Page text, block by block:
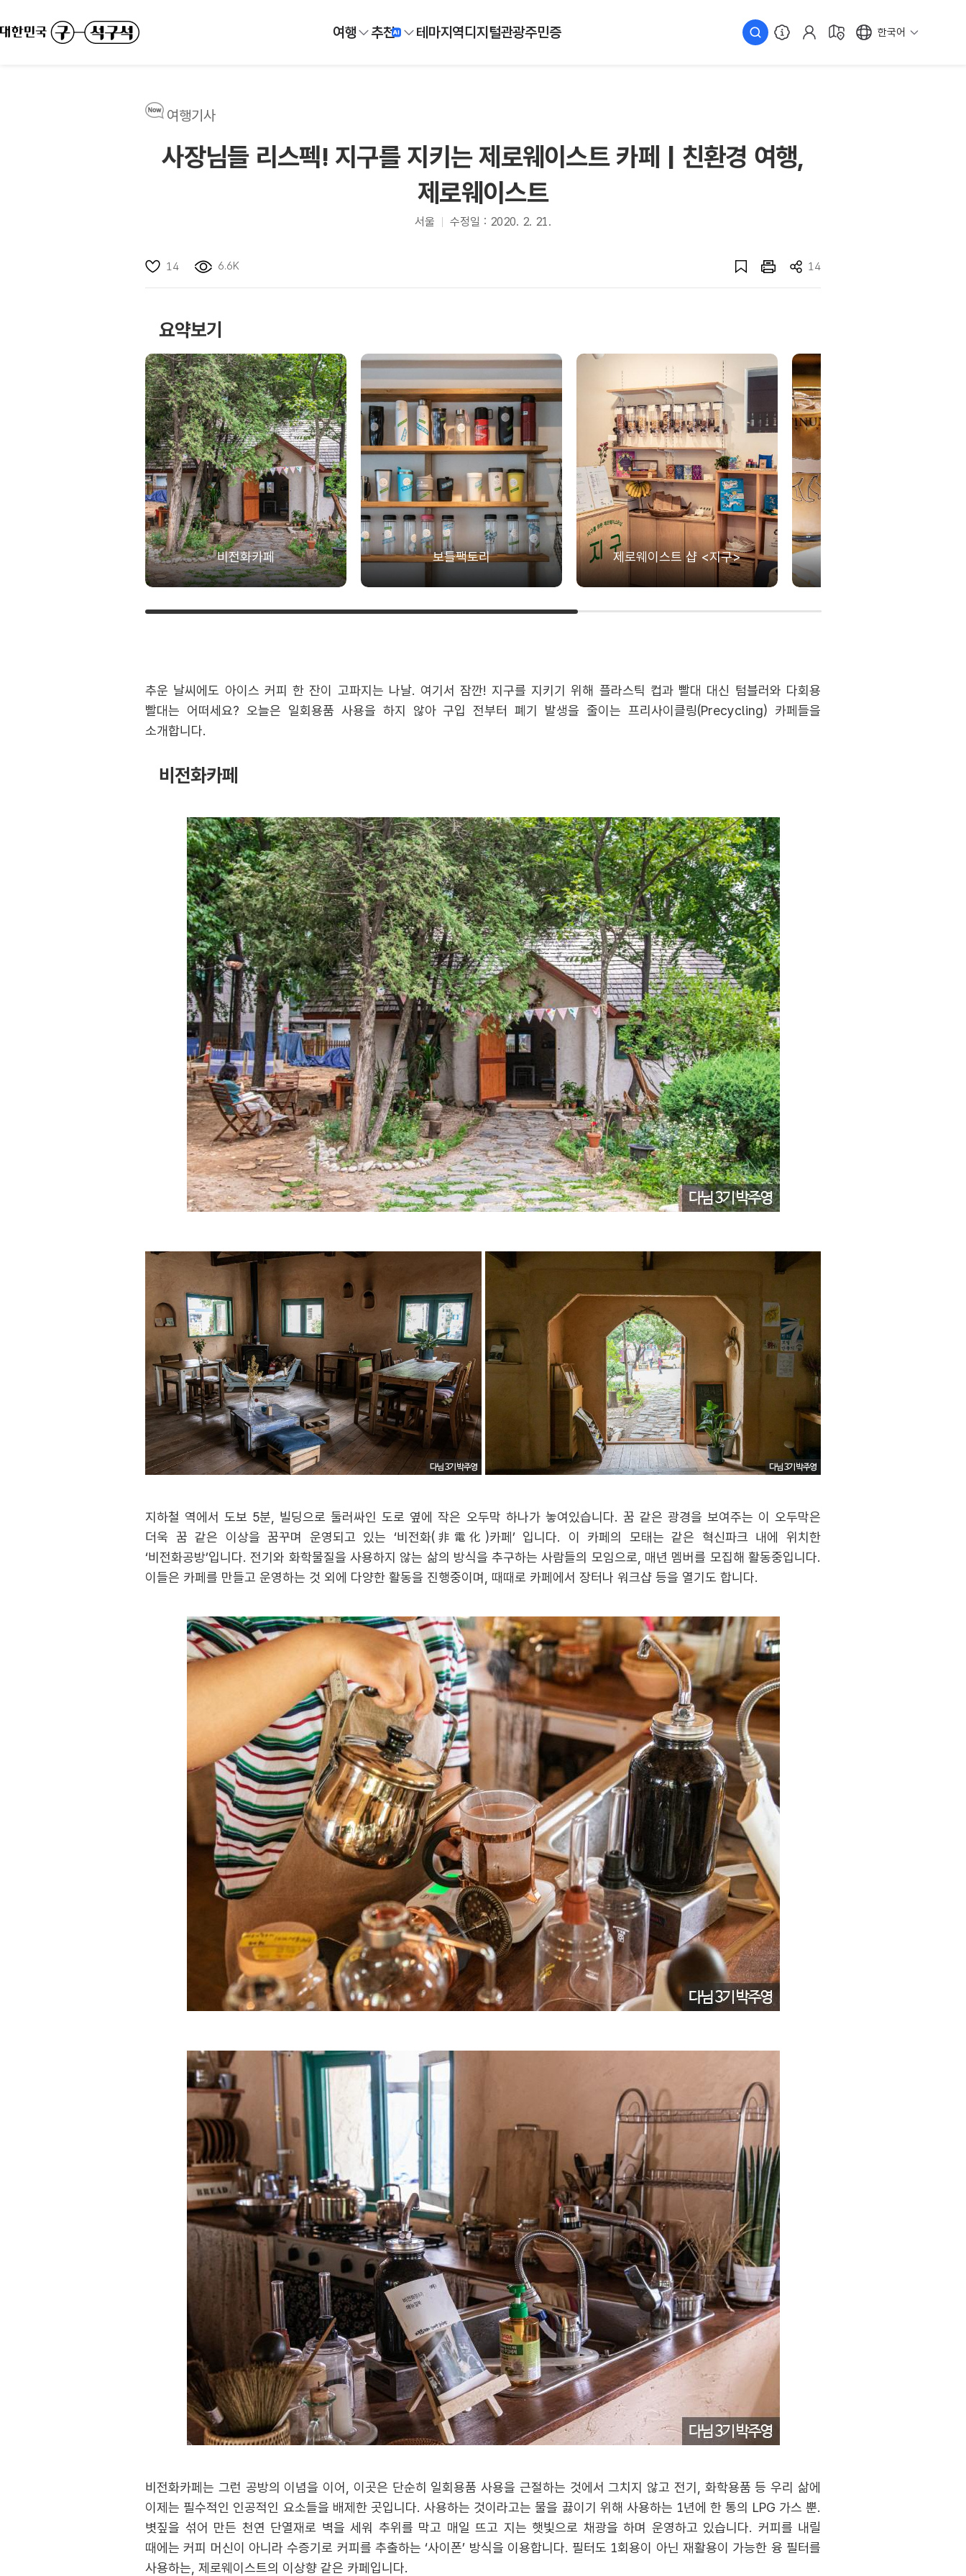
여행 추천 테마지역디지털관광주민증 한국어
여행기사
사장님들 리스펙! 지구를 지키는 제로웨이스트 카페 | 친환경 여행,
제로웨이스트
서울 수정일 : 2020. 2. 21.
14 6.6K 14
요약보기
비전화카페 보틀팩토리 제로웨이스트 샵 <지구>
추운 날씨에도 아이스 커피 한 잔이 고파지는 나날. 여기서 잠깐! 지구를 지키기 위해 플라스틱 컵과 빨대 대신 텀블러와 다회용
빨대는 어떠세요? 오늘은 일회용품 사용을 하지 않아 구입 전부터 폐기 발생을 줄이는 프리사이클링(Precycling) 카페들을
소개합니다.
비전화카페
지하철 역에서 도보 5분, 빌딩으로 둘러싸인 도로 옆에 작은 오두막 하나가 놓여있습니다. 꿈 같은 광경을 보여주는 이 오두막은
더욱 꿈 같은 이상을 꿈꾸며 운영되고 있는 ‘비전화(非電化)카페’ 입니다. 이 카페의 모태는 같은 혁신파크 내에 위치한
‘비전화공방’입니다. 전기와 화학물질을 사용하지 않는 삶의 방식을 추구하는 사람들의 모임으로, 매년 멤버를 모집해 활동중입니다.
이들은 카페를 만들고 운영하는 것 외에 다양한 활동을 진행중이며, 때때로 카페에서 장터나 워크샵 등을 열기도 합니다.
비전화카페는 그런 공방의 이념을 이어, 이곳은 단순히 일회용품 사용을 근절하는 것에서 그치지 않고 전기, 화학용품 등 우리 삶에
이제는 필수적인 인공적인 요소들을 배제한 곳입니다. 사용하는 것이라고는 물을 끓이기 위해 사용하는 1년에 한 통의 LPG 가스 뿐.
볏짚을 섞어 만든 천연 단열재로 벽을 세워 추위를 막고 매일 뜨고 지는 햇빛으로 채광을 하며 운영하고 있습니다. 커피를 내릴
때에는 커피 머신이 아니라 수증기로 커피를 추출하는 ‘사이폰’ 방식을 이용합니다. 필터도 1회용이 아닌 재활용이 가능한 융 필터를
사용하는, 제로웨이스트의 이상향 같은 카페입니다.